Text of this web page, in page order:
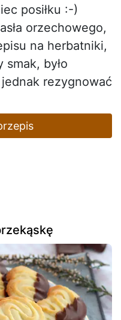
posiłku :-)
orzechowego,
na herbatniki,
było
rezygnować